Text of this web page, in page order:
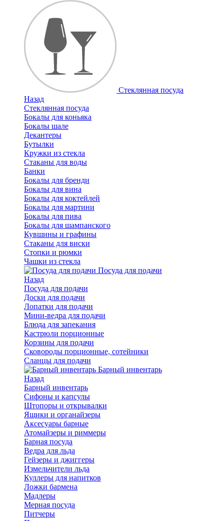
Стеклянная посуда
Назад
Стеклянная посуда
Бокалы для коньяка
Бокалы шале
Декантеры
Бутылки
Кружки из стекла
Стаканы для воды
Банки
Бокалы для бренди
Бокалы для вина
Бокалы для коктейлей
Бокалы для мартини
Бокалы для пива
Бокалы для шампанского
Кувшины и графины
Стаканы для виски
Стопки и рюмки
Чашки из стекла
Посуда для подачи
Назад
Посуда для подачи
Доски для подачи
Лопатки для подачи
Мини-ведра для подачи
Блюда для запекания
Кастрюли порционные
Корзины для подачи
Сковороды порционные, сотейники
Сланцы для подачи
Барный инвентарь
Назад
Барный инвентарь
Сифоны и капсулы
Штопоры и открывалки
Ящики и органайзеры
Аксесуары барные
Атомайзеры и риммеры
Барная посуда
Ведра для льда
Гейзеры и джиггеры
Измельчители льда
Куллеры для напитков
Ложки бармена
Мадлеры
Мерная посуда
Питчеры